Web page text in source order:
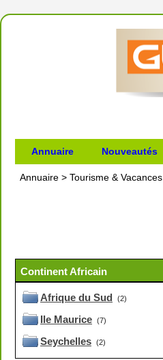
Annuaire Nouveautés
Annuaire > Tourisme & Vacances
Continent Africain
Afrique du Sud (2)
Ile Maurice (7)
Seychelles (2)